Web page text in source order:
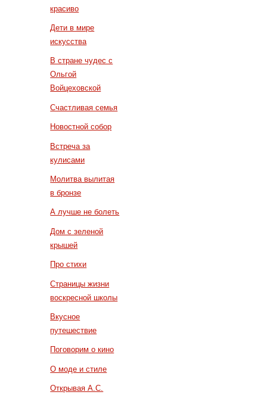
красиво
Дети в мире
искусства
В стране чудес с
Ольгой
Войцеховской
Счастливая семья
Новостной собор
Встреча за
кулисами
Молитва вылитая
в бронзе
А лучше не болеть
Дом с зеленой
крышей
Про стихи
Страницы жизни
воскресной школы
Вкусное
путешествие
Поговорим о кино
О моде и стиле
Открывая А.С.